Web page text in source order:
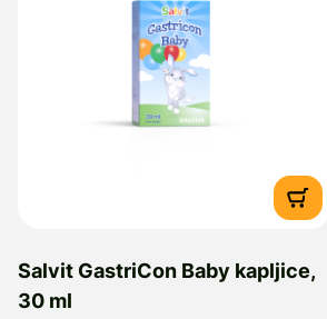
Salvit GastriCon Baby kapljice,
30 ml